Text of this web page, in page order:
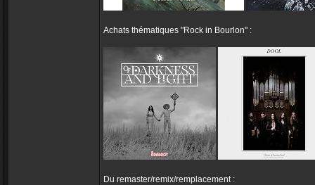
Achats thématiques "Rock in Bourlon" :
Du remaster/remix/remplacement :